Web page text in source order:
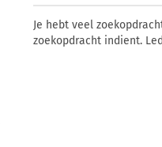
Je hebt veel
zoekopdracht indient.